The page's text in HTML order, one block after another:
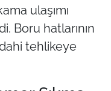
ulaşımı
Boru hatlarının
tehlikeye